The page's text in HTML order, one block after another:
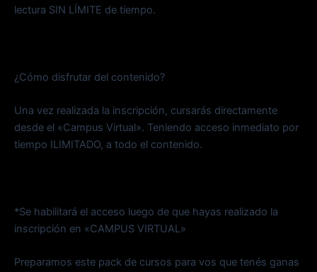
lectura SIN LÍMITE de tiempo.
¿Cómo disfrutar del contenido?
Una vez realizada la inscripción, cursarás directamente
desde el «Campus Virtual». Teniendo acceso inmediato por
tiempo ILIMITADO, a todo el contenido.
*Se habilitará el acceso luego de que hayas realizado la
inscripción en «CAMPUS VIRTUAL»
Preparamos este pack de cursos para vos que tenés ganas